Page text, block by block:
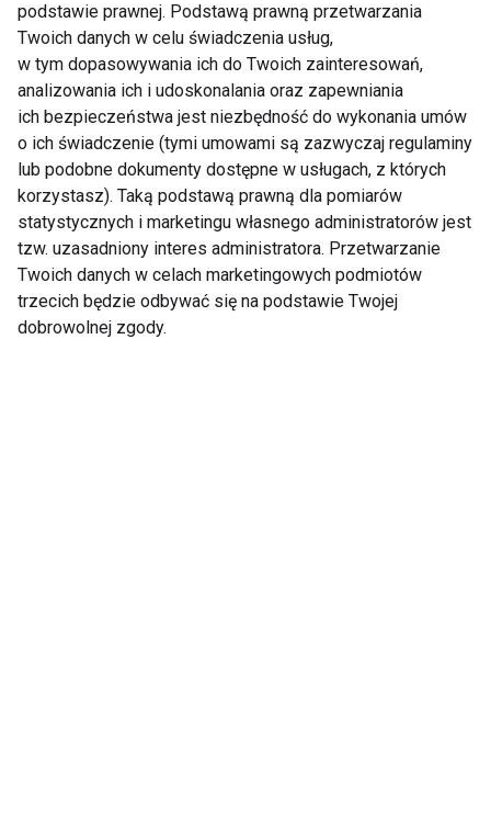
Płaski brzuch i
zgrabne nogi -
ćwiczenia dla każdego
Podejmij wyzwanie -
płaski brzuch
Pokaż więcej
Nie przegap nowości ze
świata FIT!
podstawie prawnej. Podstawą prawną przetwarzania
Twoich danych w celu świadczenia usług,
w tym dopasowywania ich do Twoich zainteresowań,
analizowania ich i udoskonalania oraz zapewniania
ich bezpieczeństwa jest niezbędność do wykonania umów
o ich świadczenie (tymi umowami są zazwyczaj regulaminy
lub podobne dokumenty dostępne w usługach, z których
korzystasz). Taką podstawą prawną dla pomiarów
statystycznych i marketingu własnego administratorów jest
tzw. uzasadniony interes administratora. Przetwarzanie
Twoich danych w celach marketingowych podmiotów
trzecich będzie odbywać się na podstawie Twojej
dobrowolnej zgody.